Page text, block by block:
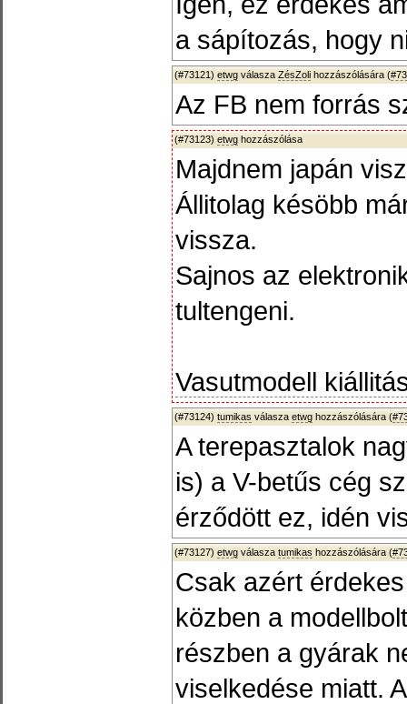
a sápítozás, hogy
(#73121) etwg válasza ZésZoli hozzászólására (
Az FB nem forrás
(#73123) etwg hozzászólása
Majdnem japán
Állitolag késöbb
vissza.
Sajnos az
tultengeni.
Vasutmodell
(#73124) tumikas válasza etwg hozzászólására (
A terepasztalok
is) a V-betűs cég
érződött ez, idén
(#73127) etwg válasza tumikas hozzászólására (
Csak azért
közben a
részben a gyárak
viselkedése miatt.